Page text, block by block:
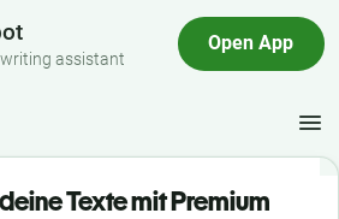
assistant
Open App
Texte mit Premium